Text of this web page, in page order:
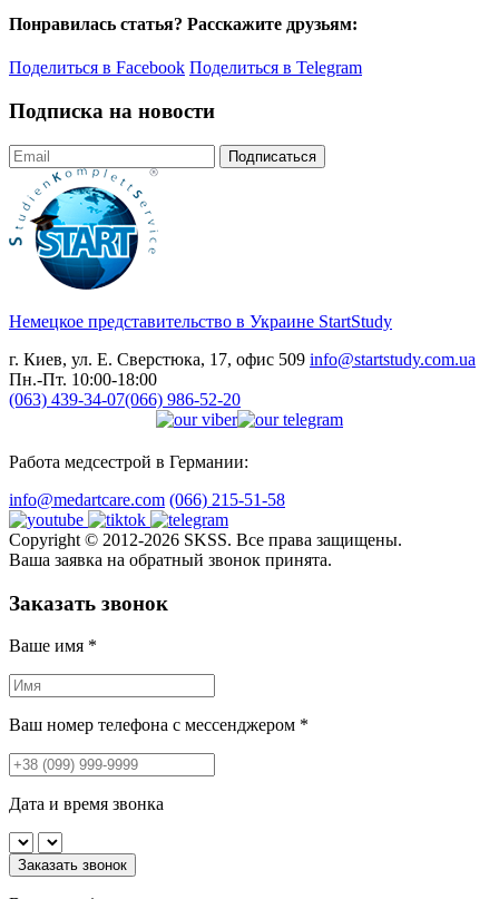
Понравилась статья? Расскажите друзьям:
Поделиться в Facebook Поделиться в Telegram
Подписка на новости
Подписаться
Немецкое представительство в Украине StartStudy
г. Киев, ул. Е. Сверстюка, 17, офис 509 info@startstudy.com.ua
Пн.-Пт. 10:00-18:00
(063) 439-34-07(066) 986-52-20
Работа медсестрой в Германии:
info@medartcare.com (066) 215-51-58
Copyright © 2012-2026 SKSS. Все права защищены.
Ваша заявка на обратный звонок принята.
Заказать звонок
Ваше имя *
Ваш номер телефона с мессенджером *
Дата и время звонка
Заказать звонок